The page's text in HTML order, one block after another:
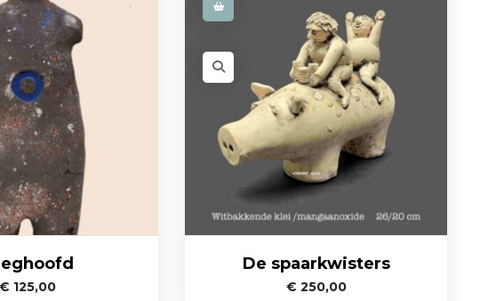
€ 125,00
De spaarkwisters
€ 250,00